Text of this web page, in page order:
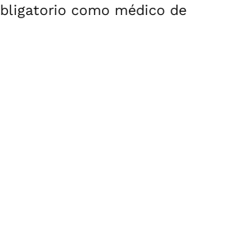
como médico de